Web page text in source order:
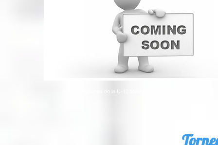
Sub-Campeones de la U-12 Manchester Muchas felicidades!!!!!